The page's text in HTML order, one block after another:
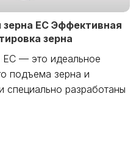
EC Эффективная
зерна
— это идеальное
подъема зерна и
разработаны